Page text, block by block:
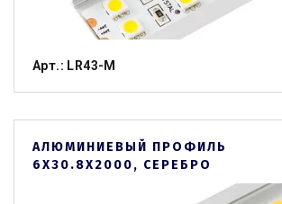
Арт.: LR43-M
АЛЮМИНИЕВЫЙ ПРОФИЛЬ
6Х30.8Х2000, СЕРЕБРО